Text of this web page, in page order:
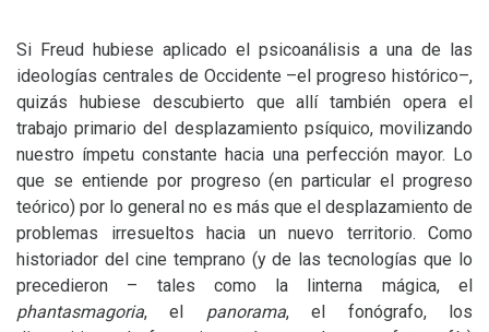
Si Freud hubiese aplicado el psicoanálisis a una de las
ideologías centrales de Occidente –el progreso histórico–,
quizás hubiese descubierto que allí también opera el
trabajo primario del desplazamiento psíquico, movilizando
nuestro ímpetu constante hacia una perfección mayor. Lo
que se entiende por progreso (en particular el progreso
teórico) por lo general no es más que el desplazamiento de
problemas irresueltos hacia un nuevo territorio. Como
historiador del cine temprano (y de las tecnologías que lo
precedieron – tales como la linterna mágica, el
phantasmagoria, el panorama, el fonógrafo, los